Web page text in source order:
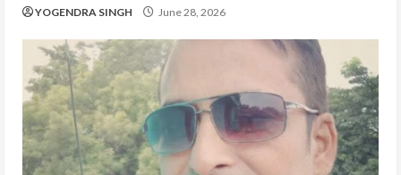
YOGENDRA SINGH June 28, 2026